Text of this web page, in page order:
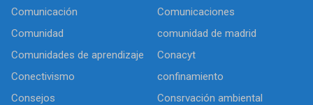
Comunicación
Comunicaciones
Comunidad
comunidad de madrid
Comunidades de aprendizaje
Conacyt
Conectivismo
confinamiento
Consejos
Consrvación ambiental